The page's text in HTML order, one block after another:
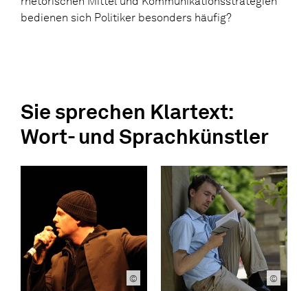
bedienen sich Politiker besonders häufig?
Sie sprechen Klartext:
Wort- und Sprachkünstler
© ©